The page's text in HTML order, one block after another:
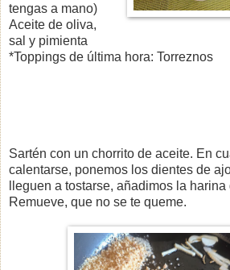
tengas a mano)
Aceite de oliva,
sal y pimienta
*Toppings de última hora: Torreznos
Sartén con un chorrito de aceite. En
calentarse, ponemos los dientes de
lleguen a tostarse, añadimos la
Remueve, que no se te queme.